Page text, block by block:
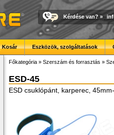
Kérdése van? »
Kosár Eszközök, szolgáltatások
Főkategória » Szerszám és forrasztás »
ESD-45
ESD csuklópánt, karperec,